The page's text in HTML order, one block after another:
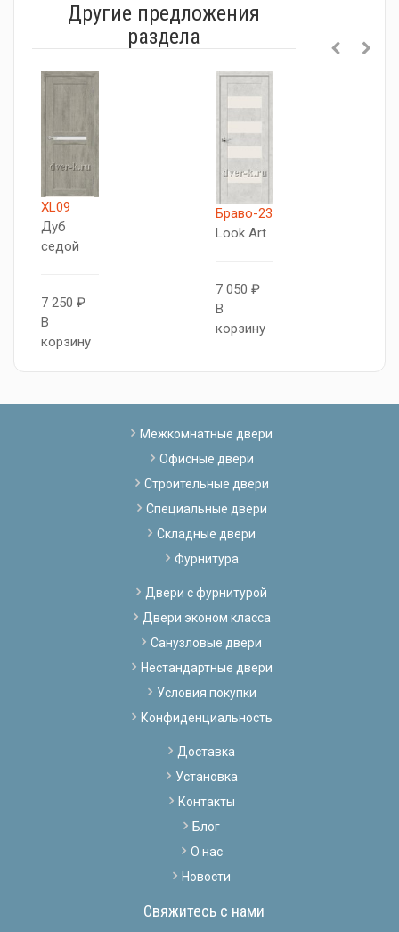
Другие предложения
раздела
XL09
Дуб
седой
7 250 ₽
В
корзину
Браво-23
Look Art
7 050 ₽
В
корзину
Межкомнатные двери
Офисные двери
Строительные двери
Специальные двери
Складные двери
Фурнитура
Двери с фурнитурой
Двери эконом класса
Санузловые двери
Нестандартные двери
Условия покупки
Конфиденциальность
Доставка
Установка
Контакты
Блог
О нас
Новости
Свяжитесь с нами